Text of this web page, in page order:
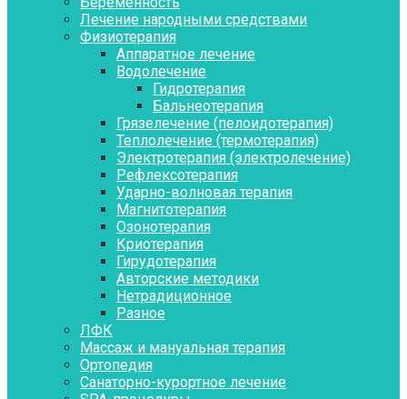
Лечение народными средствами
Физиотерапия
Аппаратное лечение
Водолечение
Гидротерапия
Бальнеотерапия
Грязелечение (пелоидотерапия)
Теплолечение (термотерапия)
Электротерапия (электролечение)
Рефлексотерапия
Ударно-волновая терапия
Магнитотерапия
Озонотерапия
Криотерапия
Гирудотерапия
Авторские методики
Нетрадиционное
Разное
ЛФК
Массаж и мануальная терапия
Ортопедия
Санаторно-курортное лечение